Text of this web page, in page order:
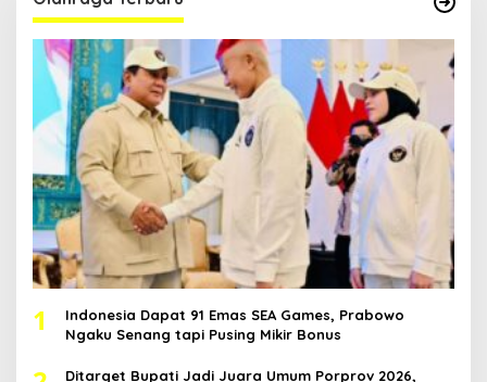
1
Indonesia Dapat 91 Emas SEA Games, Prabowo
Ngaku Senang tapi Pusing Mikir Bonus
Ditarget Bupati Jadi Juara Umum Porprov 2026,